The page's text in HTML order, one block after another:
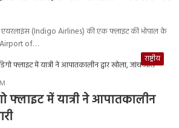
एयरलाइंस (Indigo Airlines) की एक फ्लाइट की भोपाल के
Airport of…
राष्ट्रीय
फ्लाइट में यात्री ने आपातकालीन